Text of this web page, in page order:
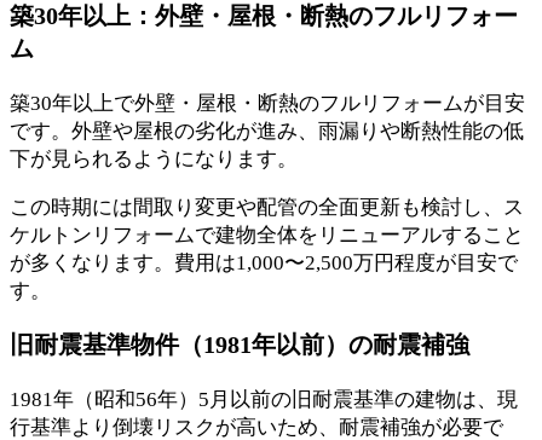
築30年以上：外壁・屋根・断熱のフルリフォー
ム
築30年以上で外壁・屋根・断熱のフルリフォームが目安
です。外壁や屋根の劣化が進み、雨漏りや断熱性能の低
下が見られるようになります。
この時期には間取り変更や配管の全面更新も検討し、ス
ケルトンリフォームで建物全体をリニューアルすること
が多くなります。費用は1,000〜2,500万円程度が目安で
す。
旧耐震基準物件（1981年以前）の耐震補強
1981年（昭和56年）5月以前の旧耐震基準の建物は、現
行基準より倒壊リスクが高いため、耐震補強が必要で